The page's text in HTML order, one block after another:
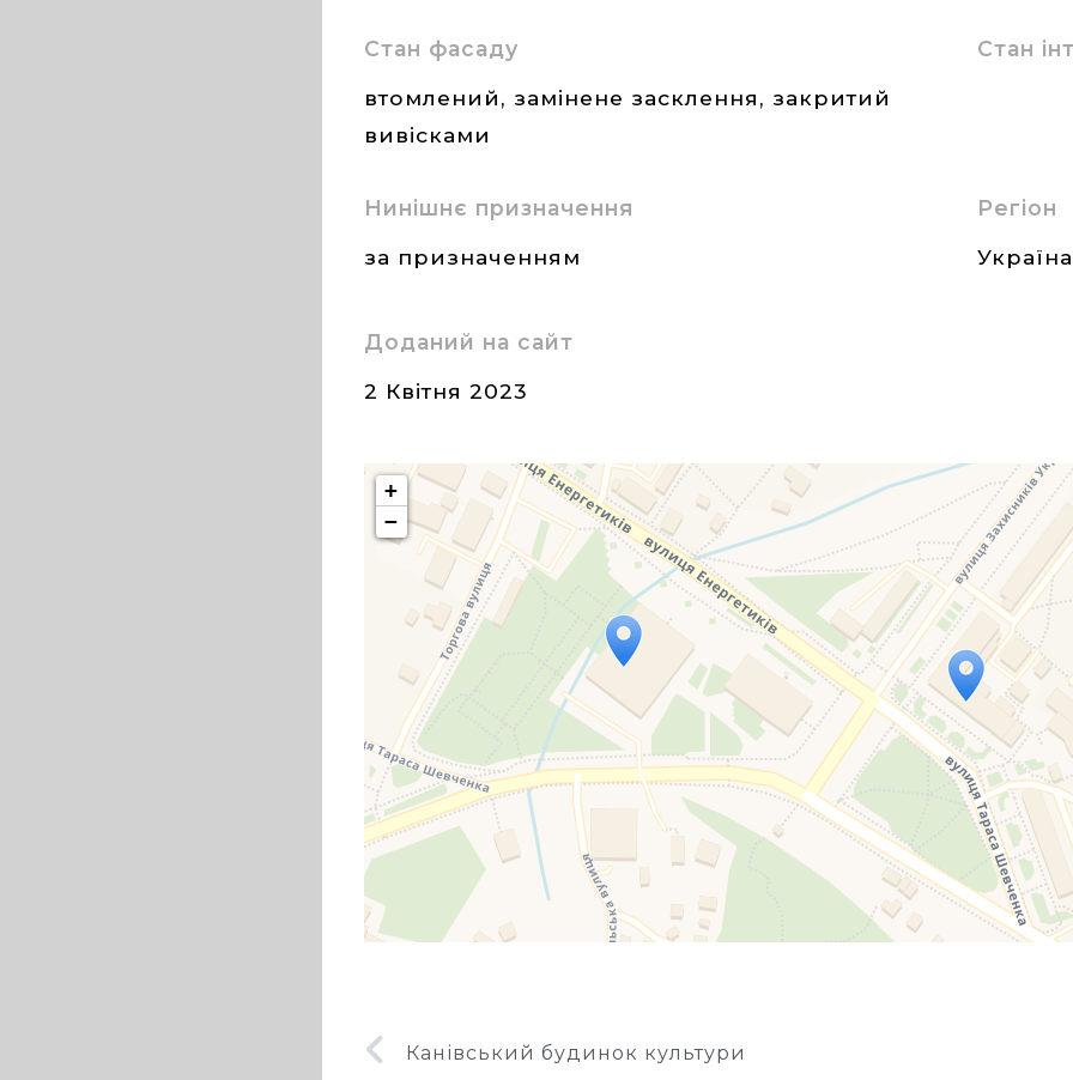
Стан фасаду
втомлений, замінене засклення, закритий
вивісками
Стан
Нинішнє призначення
за призначенням
Регіон
Україна
Доданий на сайт
2 Квітня 2023
Travelers' Map is loading...
If you see this after your page is loaded completely,
+
−
Канівський будинок культури